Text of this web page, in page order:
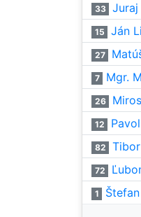
33
15 Ján
27
7 Mgr.
26
12
82
72
1